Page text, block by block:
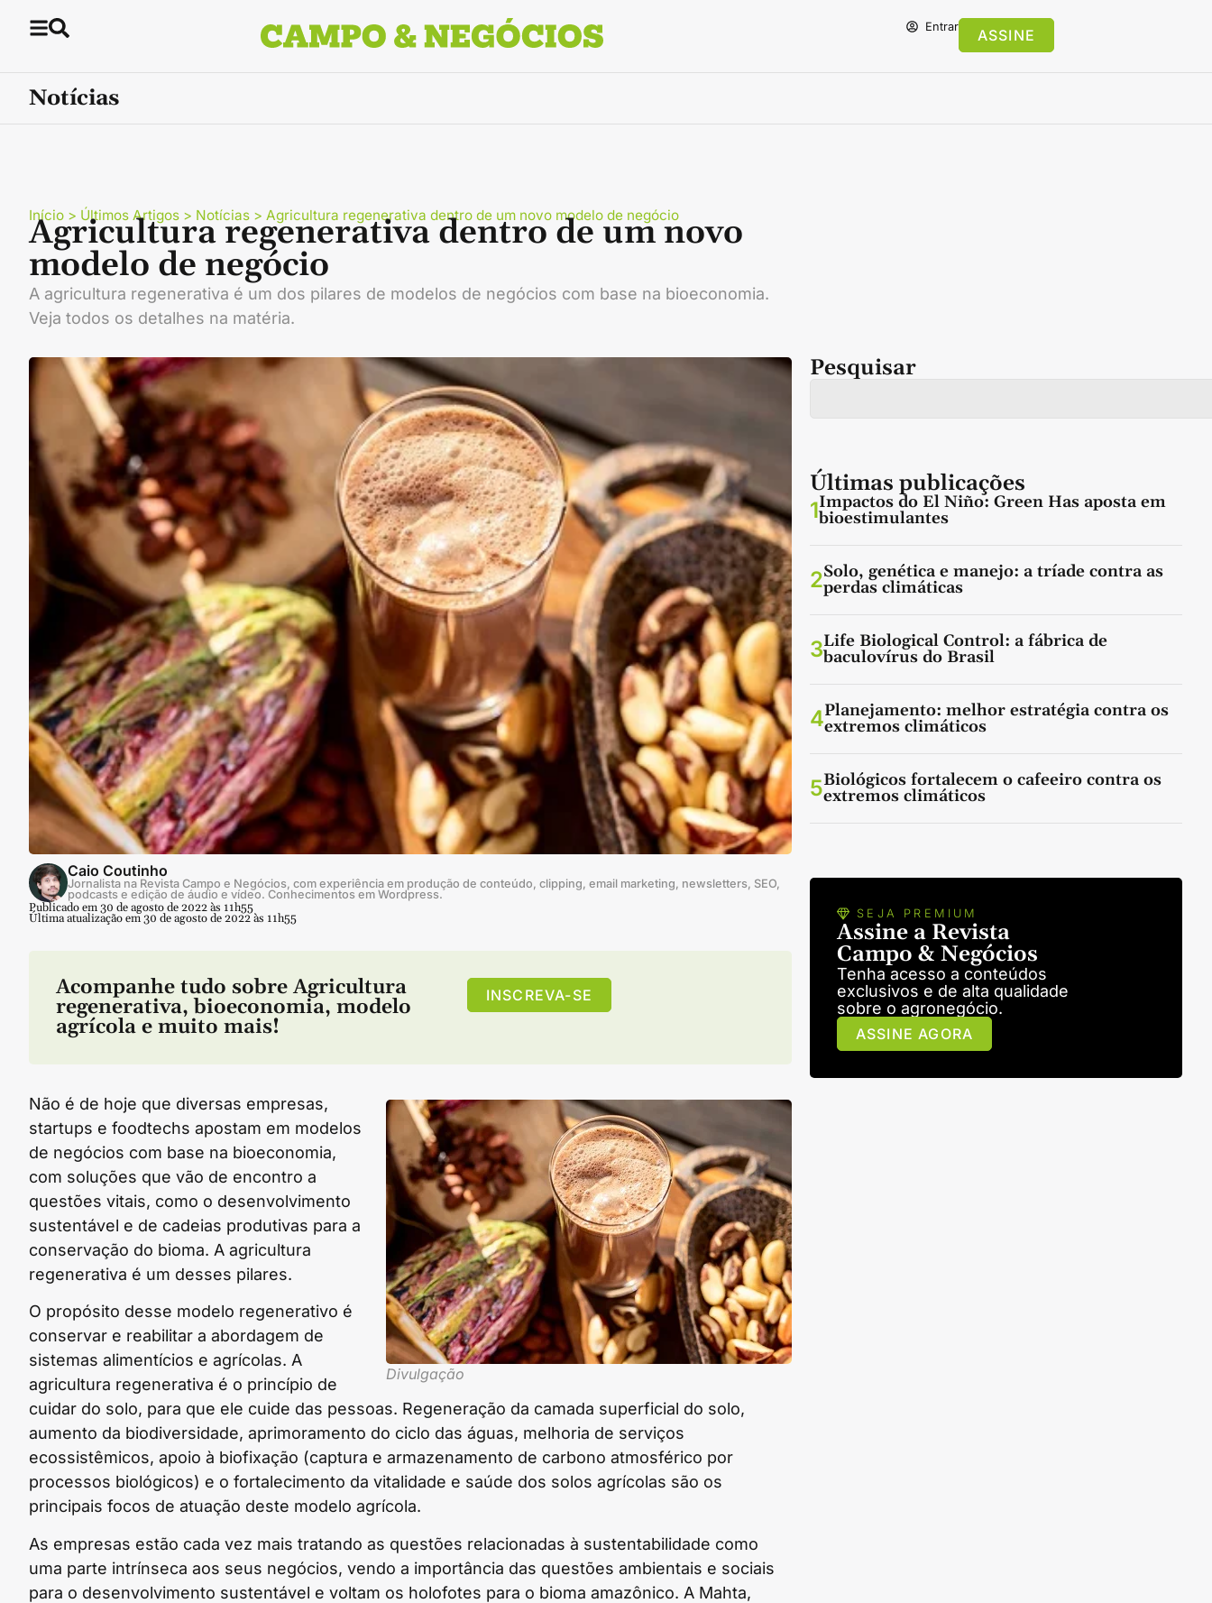
Entrar ASSINE
Notícias
Início > Últimos Artigos > Notícias > Agricultura regenerativa dentro de um novo modelo de negócio
Agricultura regenerativa dentro de um novo
modelo de negócio
A agricultura regenerativa é um dos pilares de modelos de negócios com base na bioeconomia.
Veja todos os detalhes na matéria.
Caio Coutinho
Jornalista na Revista Campo e Negócios, com experiência em produção de conteúdo, clipping, email marketing, newsletters, SEO,
podcasts e edição de áudio e vídeo. Conhecimentos em Wordpress.
Publicado em 30 de agosto de 2022 às 11h55
Última atualização em 30 de agosto de 2022 às 11h55
Acompanhe tudo sobre Agricultura
regenerativa,bioeconomia, modelo
agrícola e muito mais!
INSCREVA-SE
Divulgação
Não é de hoje que diversas empresas,
startups e foodtechs apostam em modelos
de negócios com base na bioeconomia,
com soluções que vão de encontro a
questões vitais, como o desenvolvimento
sustentável e de cadeias produtivas para a
conservação do bioma. A agricultura
regenerativa é um desses pilares.
O propósito desse modelo regenerativo é
conservar e reabilitar a abordagem de
sistemas alimentícios e agrícolas. A
agricultura regenerativa é o princípio de
cuidar do solo, para que ele cuide das pessoas. Regeneração da camada superficial do solo,
aumento da biodiversidade, aprimoramento do ciclo das águas, melhoria de serviços
ecossistêmicos, apoio à biofixação (captura e armazenamento de carbono atmosférico por
processos biológicos) e o fortalecimento da vitalidade e saúde dos solos agrícolas são os
principais focos de atuação deste modelo agrícola.
As empresas estão cada vez mais tratando as questões relacionadas à sustentabilidade como
uma parte intrínseca aos seus negócios, vendo a importância das questões ambientais e sociais
para o desenvolvimento sustentável e voltam os holofotes para o bioma amazônico. A Mahta,
Pesquisar
Últimas publicações
1Impactos do El Niño: Green Has aposta em
bioestimulantes
2Solo, genética e manejo: a tríade contra as
perdas climáticas
3Life Biological Control: a fábrica de
baculovírus do Brasil
4Planejamento: melhor estratégia contra os
extremos climáticos
5Biológicos fortalecem o cafeeiro contra os
extremos climáticos
SEJA PREMIUM
Assine a Revista
Campo & Negócios
Tenha acesso a conteúdos
exclusivos e de alta qualidade
sobre o agronegócio.
ASSINE AGORA